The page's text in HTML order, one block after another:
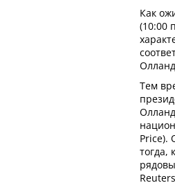
Как
(10:00
Тем
Price).
тогда,